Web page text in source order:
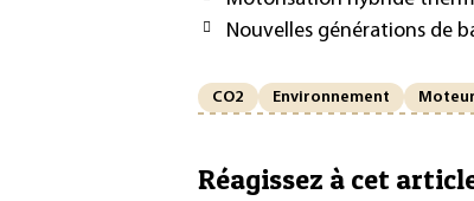
Nouvelles générations de
CO2 Environnement
Réagissez à cet